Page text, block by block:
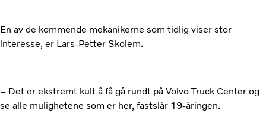
En av de kommende mekanikerne som tidlig viser stor
interesse, er Lars-Petter Skolem.
– Det er ekstremt kult å få gå rundt på Volvo Truck Center og
se alle mulighetene som er her, fastslår 19-åringen.